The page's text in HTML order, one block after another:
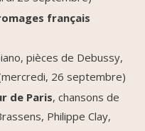
français
pièces de Debussy,
26 septembre)
de Paris, chansons de
Philippe Clay,